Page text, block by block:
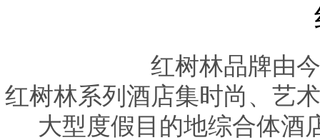
红树林品牌由
红树林系列酒店集时尚、艺
大型度假目的地综合体酒